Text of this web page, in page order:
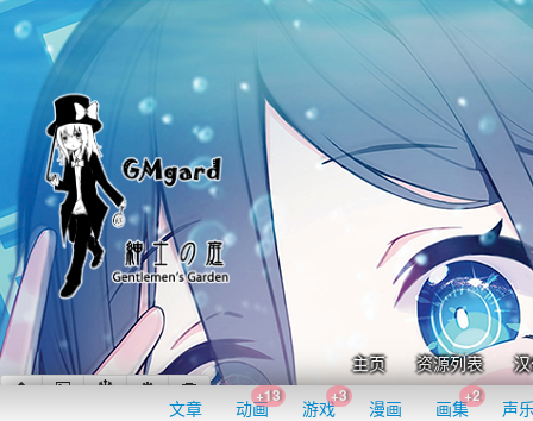
主页 资源列表
文章 动画
+13
游戏
+3
漫画 画集
+2
声